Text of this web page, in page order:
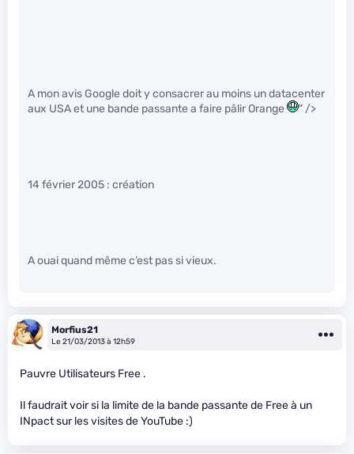
A mon avis Google doit y consacrer au moins un datacenter
aux USA et une bande passante a faire pâlir Orange
" />
14 février 2005 : création
A ouai quand même c’est pas si vieux.
Morfius21
Le 21/03/2013 à 12h59
Pauvre Utilisateurs Free .
Il faudrait voir si la limite de la bande passante de Free à un
INpact sur les visites de YouTube :)